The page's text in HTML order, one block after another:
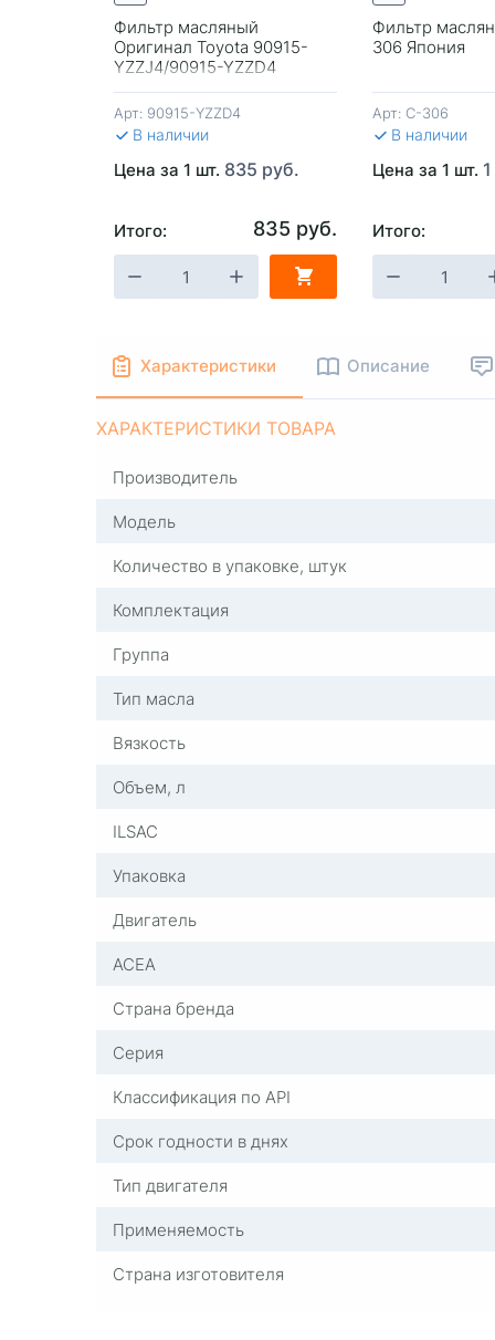
Фильтр масляный
Оригинал Toyota 90915-
YZZJ4/90915-YZZD4
Арт: 90915-YZZD4
В наличии
Цена за 1 шт. 835 руб.
Итого: 835 руб.
Фильтр
306 Япония
Арт: C-306
В наличии
Цена за 1 шт.
Итого:
+ В КОРЗИНУ - + В
Характеристики Описание
ХАРАКТЕРИСТИКИ ТОВАРА
Производитель
Модель
Количество в упаковке, штук
Комплектация
Группа
Тип масла
Вязкость
Объем, л
ILSAC
Упаковка
Двигатель
ACEA
Страна бренда
Серия
Классификация по API
Срок годности в днях
Тип двигателя
Применяемость
Страна изготовителя